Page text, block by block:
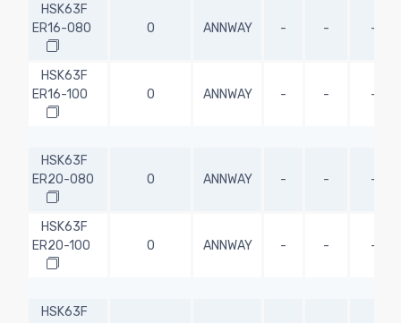
HSK63F
ER16-080
0 ANNWAY - - -
HSK63F
ER16-100
0 ANNWAY - - -
HSK63F
ER20-080
0 ANNWAY - - -
HSK63F
ER20-100
0 ANNWAY - - -
HSK63F